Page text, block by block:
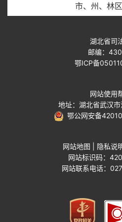
市、州、林
湖北省司
邮编：
鄂ICP备
网站使用
地址：湖北省武汉
鄂公网安备
网站地图 隐私说
网站标识码：
网站联系电话：